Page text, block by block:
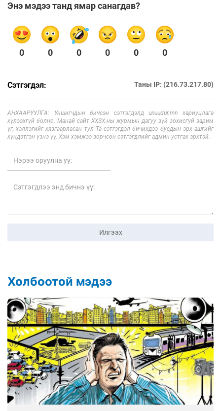
Энэ мэдээ танд ямар санагдав?
0 0 0 0 0 0
Сэтгэгдэл: Таны IP: (216.73.217.80)
АНХААРУУЛГА: Уншигчдын бичсэн сэтгэгдэлд unuudur.mn хариуцлага
хүлээхгүй болно. Манай сайт ХХЗХ-ны журмын дагуу зүй зохисгүй зарим
үг, хэллэгийг хязгаарласан тул Та сэтгэгдэл бичихдээ бусдын эрх ашгийг
хүндэтгэн үзнэ үү. Хэм хэмжээ зөрчсөн сэтгэгдлийг админ устгах эрхтэй.
Илгээх
Холбоотой мэдээ